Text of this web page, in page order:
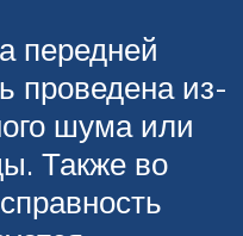
передней
проведена из-
шума или
Также во